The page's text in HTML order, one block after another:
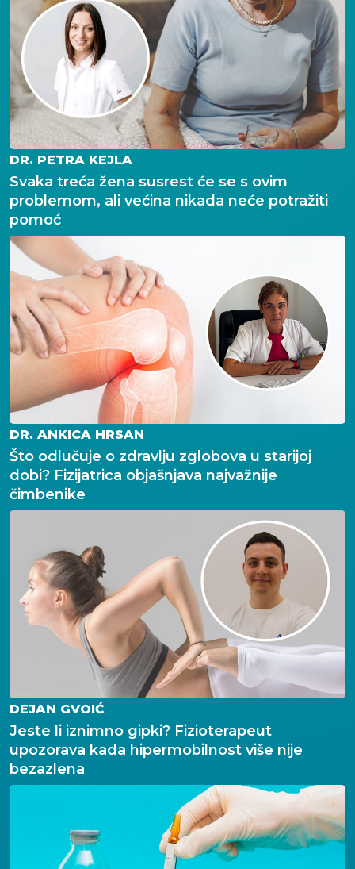
DR. PETRA KEJLA
Svaka treća žena susrest će se s ovim
problemom, ali većina nikada neće potražiti
pomoć
DR. ANKICA HRSAN
Što odlučuje o zdravlju zglobova u starijoj
dobi? Fizijatrica objašnjava najvažnije
čimbenike
DEJAN GVOIĆ
Jeste li iznimno gipki? Fizioterapeut
upozorava kada hipermobilnost više nije
bezazlena